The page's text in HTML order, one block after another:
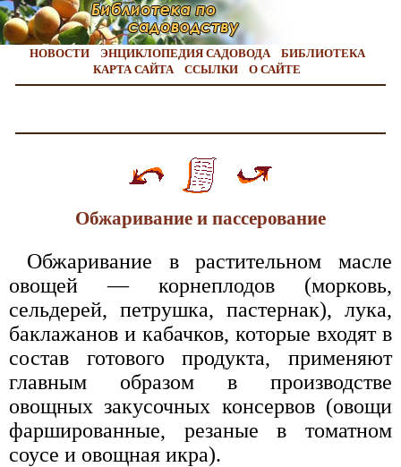
НОВОСТИ ЭНЦИКЛОПЕДИЯ САДОВОДА
БИБЛИОТЕКА
КАРТА САЙТА
ССЫЛКИ О САЙТЕ
Обжаривание и пассерование
Обжаривание в растительном масле
овощей — корнеплодов (морковь,
сельдерей, петрушка, пастернак), лука,
баклажанов и кабачков, которые входят в
состав готового продукта, применяют
главным образом в производстве
овощных закусочных консервов (овощи
фаршированные, резаные в томатном
соусе и овощная икра).